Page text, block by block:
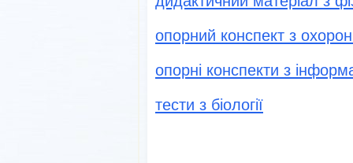
опорний конспект з
опорні конспекти з
тести з біології